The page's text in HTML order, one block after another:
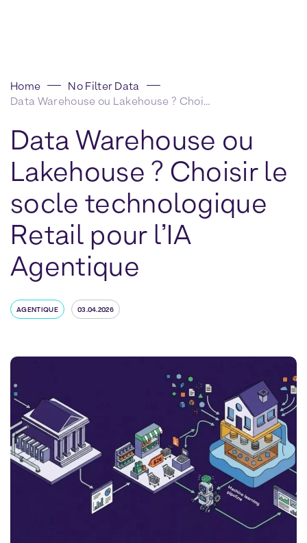
Home
No Filter Data
Data Warehouse ou Lakehouse ? Choisir le socle technologique Retail pour l’IA Agentique
Data Warehouse ou
Lakehouse ? Choisir le
socle technologique
Retail pour l’IA
Agentique
AGENTIQUE 03.04.2026